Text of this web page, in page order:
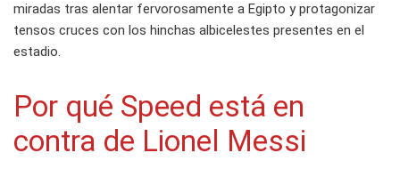
miradas tras alentar fervorosamente a Egipto y protagonizar
tensos cruces con los hinchas albicelestes presentes en el
estadio.
Por qué Speed está en
contra de Lionel Messi